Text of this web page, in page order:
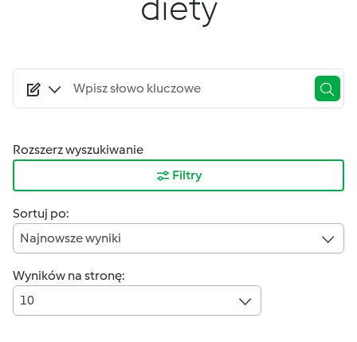
Rozszerz wyszukiwanie
Filtry
Sortuj po:
Najnowsze wyniki
Wyników na stronę:
10